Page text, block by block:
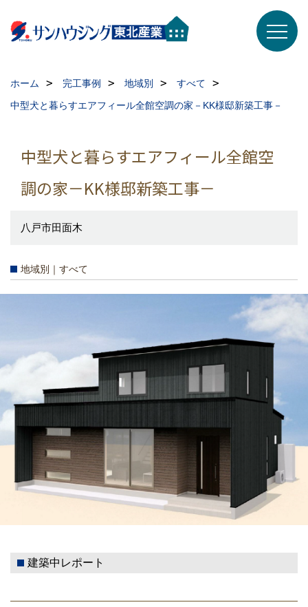
ホーム 完工事例 地域別
すべて
中型犬と暮らすエアフィール全館空調の家－KK様邸新築工事－
中型犬と暮らすエアフィール全館空
調の家－KK様邸新築工事－
八戸市田面木
地域別｜すべて
建築中レポート